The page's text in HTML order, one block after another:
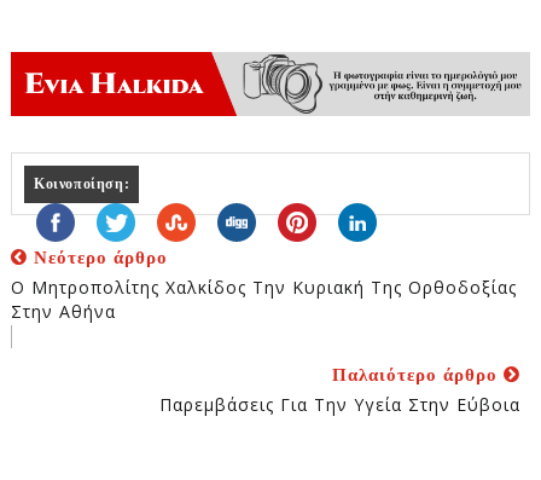
Κοινοποίηση:
Νεότερο άρθρο
Ο Μητροπολίτης Χαλκίδος Την Κυριακή Της Ορθοδοξίας
Στην Αθήνα
Παλαιότερο άρθρο
Παρεμβάσεις Για Την Υγεία Στην Εύβοια